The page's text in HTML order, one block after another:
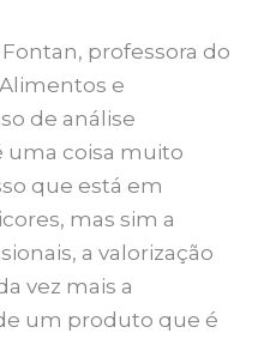
professora do
e
de análise
uma coisa muito
que está em
mas sim a
a valorização
vez mais a
um produto que é